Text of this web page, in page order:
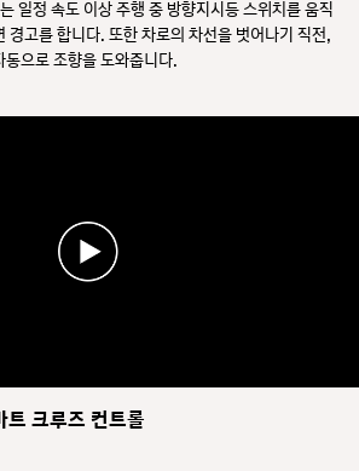
일정 속도 이상 주행 중 방향지시등 스위치를 움직
경고를 합니다. 또한 차로의 차선을 벗어나기 직전,
으로 조향을 도와줍니다.
트 크루즈 컨트롤